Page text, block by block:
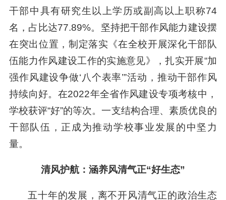
干部中具有研究生以上学历或副高以上职称74
名，占比达77.89%。坚持把干部作风能力建设摆
在突出位置，制定落实《在全校开展深化干部队
伍能力作风建设工作的实施意见》，扎实开展“加
强作风建设争做‘八个表率’”活动，推动干部作风
持续向好。在2022年全省作风建设专项考核中，
学校获评“好”的等次。一支结构合理、素质优良的
干部队伍，正成为推动学校事业发展的中坚力
量。
清风护航：涵养风清气正“好生态”
五十年的发展，离不开风清气正的政治生态